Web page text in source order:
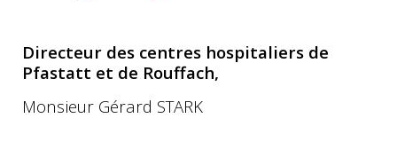
Directeur des centres hospitaliers de
Pfastatt et de Rouffach,
Monsieur Gérard STARK